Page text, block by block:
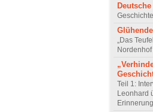
„Das
Teil 1:
Leonhard